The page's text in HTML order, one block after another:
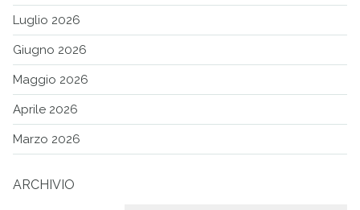
Luglio 2026
Giugno 2026
Maggio 2026
Aprile 2026
Marzo 2026
ARCHIVIO